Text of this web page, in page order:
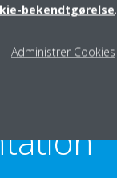
bekendtgørelse.
Administrer Cookies